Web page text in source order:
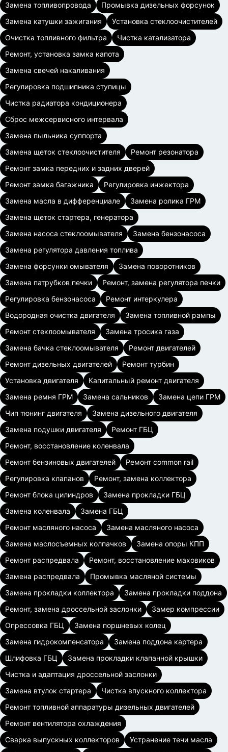
Замена топливопровода
Промывка дизельных форсунок
Замена катушки зажигания
Установка стеклоочистителей
Очистка топливного фильтра
Чистка катализатора
Ремонт, установка замка капота
Замена свечей накаливания
Регулировка подшипника ступицы
Чистка радиатора кондиционера
Сброс межсервисного интервала
Замена пыльника суппорта
Замена щеток стеклоочистителя
Ремонт резонатора
Ремонт замка передних и задних дверей
Ремонт замка багажника
Регулировка инжектора
Замена масла в дифференциале
Замена ролика ГРМ
Замена щеток стартера, генератора
Замена насоса стеклоомывателя
Замена бензонасоса
Замена регулятора давления топлива
Замена форсунки омывателя
Замена поворотников
Замена патрубков печки
Ремонт, замена регулятора печки
Регулировка бензонасоса
Ремонт интеркулера
Водородная очистка двигателя
Замена топливной рампы
Ремонт стеклоомывателя
Замена тросика газа
Замена бачка стеклоомывателя
Ремонт двигателей
Ремонт дизельных двигателей
Ремонт турбин
Установка двигателя
Капитальный ремонт двигателя
Замена ремня ГРМ
Замена сальников
Замена цепи ГРМ
Чип тюнинг двигателя
Замена дизельного двигателя
Замена подушки двигателя
Ремонт ГБЦ
Ремонт, восстановление коленвала
Ремонт бензиновых двигателей
Ремонт common rail
Регулировка клапанов
Ремонт, замена коллектора
Ремонт блока цилиндров
Замена прокладки ГБЦ
Замена коленвала
Замена ГБЦ
Ремонт масляного насоса
Замена масляного насоса
Замена маслосъемных колпачков
Замена опоры КПП
Ремонт распредвала
Ремонт, восстановление маховиков
Замена распредвала
Промывка масляной системы
Замена прокладки коллектора
Замена прокладки поддона
Ремонт, замена дроссельной заслонки
Замер компрессии
Опрессовка ГБЦ
Замена поршневых колец
Замена гидрокомпенсатора
Замена поддона картера
Шлифовка ГБЦ
Замена прокладки клапанной крышки
Чистка и адаптация дроссельной заслонки
Замена втулок стартера
Чистка впускного коллектора
Ремонт топливной аппаратуры дизельных двигателей
Ремонт вентилятора охлаждения
Сварка выпускных коллекторов
Устранение течи масла